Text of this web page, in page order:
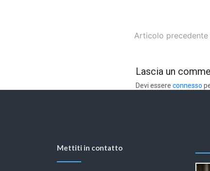
Articolo precedente
Lascia un
Devi essere connesso
Mettiti in contatto